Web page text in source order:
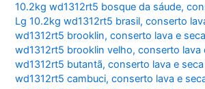
10.2kg wd1312rt5 bosque da sáude,
Lg 10.2kg wd1312rt5 brasil,conserto
wd1312rt5 brooklin,conserto lava e
wd1312rt5 brooklin velho,conserto lava
wd1312rt5 butantã,conserto lava e
wd1312rt5 cambuci,conserto lava e